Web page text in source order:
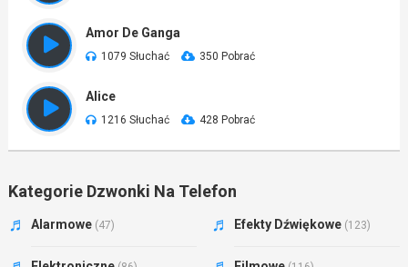
Amor De Ganga
1079 Słuchać 350 Pobrać
Alice
1216 Słuchać 428 Pobrać
Kategorie Dzwonki Na Telefon
Alarmowe (47) Efekty Dźwiękowe (123)